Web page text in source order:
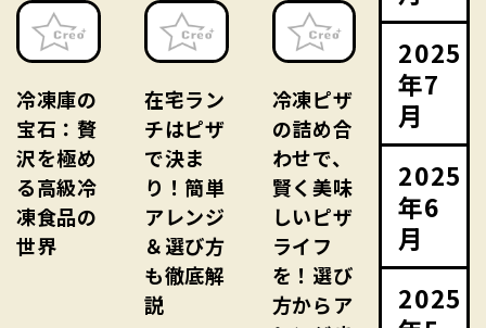
冷凍庫の
宝石：贅
沢を極め
る高級冷
凍食品の
世界
在宅ラン
チはピザ
で決ま
り！簡単
アレンジ
＆選び方
も徹底解
説
冷凍ピザ
の詰め合
わせで、
賢く美味
しいピザ
ライフ
を！選び
方からア
2025
年7
月
2025
年6
月
2025